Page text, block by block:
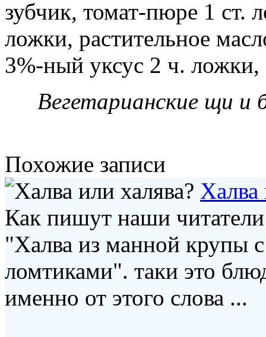
зубчик, томат-пюре 1 ст.
ложки, растительное
3%-ный уксус 2 ч. ложки,
Вегетарианские щи
Похожие записи
Халва
Как пишут наши
"Халва из манной крупы
ломтиками". таки это
именно от этого слова ...